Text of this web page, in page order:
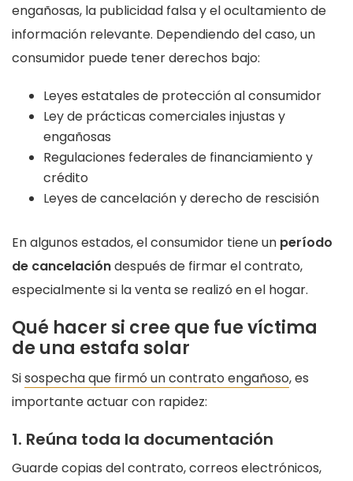
engañosas, la publicidad falsa y el ocultamiento de
información relevante. Dependiendo del caso, un
consumidor puede tener derechos bajo:
Leyes estatales de protección al consumidor
Ley de prácticas comerciales injustas y
engañosas
Regulaciones federales de financiamiento y
crédito
Leyes de cancelación y derecho de rescisión
En algunos estados, el consumidor tiene un período
de cancelacióndespués de firmar el contrato,
especialmente si la venta se realizó en el hogar.
Qué hacer si cree que fue víctima
de una estafa solar
Sisospecha que firmó un contrato engañoso, es
importante actuar con rapidez:
1. Reúna toda la documentación
Guarde copias del contrato, correos electrónicos,